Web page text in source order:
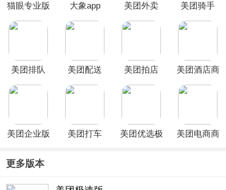
猫眼专业版 大象app
美团外卖
美团骑手
美团排队
美团配送
美团拍店
美团酒店商
美团企业版
美团打车
美团优选极
美团电商商
更多版本